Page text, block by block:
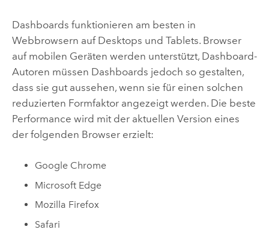
Dashboards funktionieren am besten in
Webbrowsern auf Desktops und Tablets. Browser
auf mobilen Geräten werden unterstützt, Dashboard-
Autoren müssen Dashboards jedoch so gestalten,
dass sie gut aussehen, wenn sie für einen solchen
reduzierten Formfaktor angezeigt werden. Die beste
Performance wird mit der aktuellen Version eines
der folgenden Browser erzielt:
Google Chrome
Microsoft Edge
Mozilla Firefox
Safari